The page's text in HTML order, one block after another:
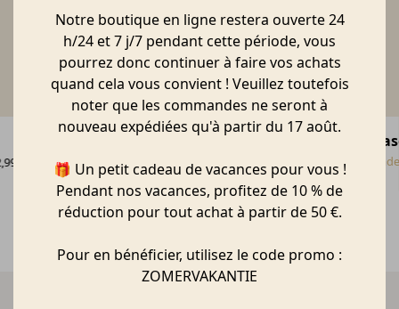
Notre boutique en ligne restera ouverte 24
h/24 et 7 j/7 pendant cette période, vous
pourrez donc continuer à faire vos achats
quand cela vous convient ! Veuillez toutefois
noter que les commandes ne seront à
nouveau expédiées qu'à partir du 17 août.
🎁 Un petit cadeau de vacances pour vous !
Pendant nos vacances, profitez de 10 % de
réduction pour tout achat à partir de 50 €.
Pour en bénéficier, utilisez le code promo :
ZOMERVAKANTIE
Vase en porcelaine L | Fleurs
Räder 59,99